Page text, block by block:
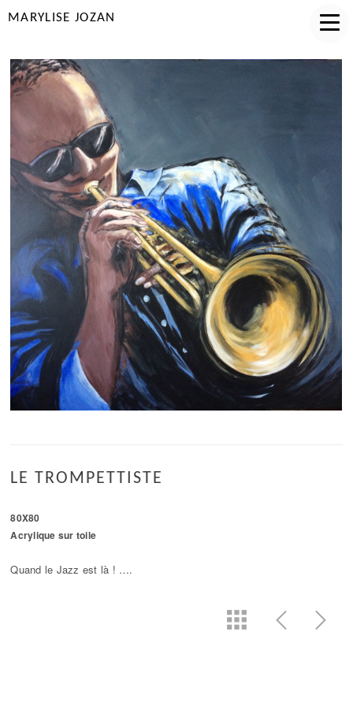
MARYLISE JOZAN
LE TROMPETTISTE
80X80
Acrylique sur toile
Quand le Jazz est là ! ….